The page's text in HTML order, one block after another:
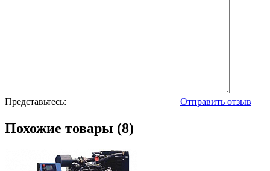
Представьтесь: Отправить отзыв
Похожие товары (8)